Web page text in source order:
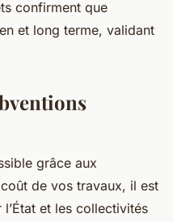
confirment que
et long terme, validant
grâce aux
de vos travaux, il est
et les collectivités